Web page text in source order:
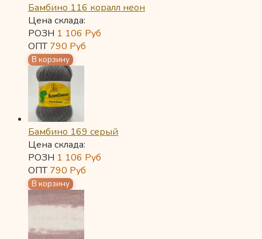
Бамбино 116 коралл неон
Цена склада:
РОЗН 1 106 Руб
ОПТ790 Руб
Бамбино 169 серый
Цена склада:
РОЗН 1 106 Руб
ОПТ790 Руб